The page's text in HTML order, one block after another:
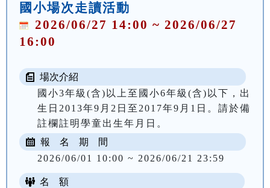
國小場次走讀活動
2026/06/27 14:00 ~ 2026/06/27
16:00
場次介紹
國小3年級(含)以上至國小6年級(含)以下，出
生日2013年9月2日至2017年9月1日。請於備
註欄註明學童出生年月日。
報 名 期 間
2026/06/01 10:00 ~ 2026/06/21 23:59
名 額